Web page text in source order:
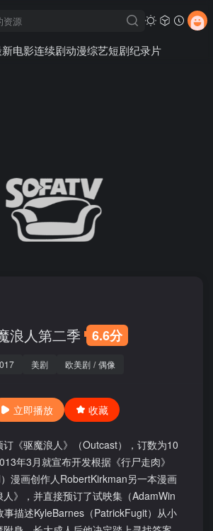
电影连续剧动漫综艺短剧纪录片
浪人第二季 6.6分
美剧 欧美剧 / 偶像
立即播放 收藏
《驱魔浪人》（Outcast），订数为10
年3月就宣布开发根据《行尸走肉》
）漫画创作人RobertKirkman另一本漫画
》，并直接预订了试映集（AdamWin
描述KyleBarnes（PatrickFugit）从小